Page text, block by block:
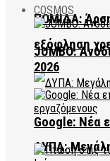
ΠΟΜΙΔΑ:
εξόφληση
ΔΥΠΑ:
COSMOS
JUMBO:
2026
Google: Νέα